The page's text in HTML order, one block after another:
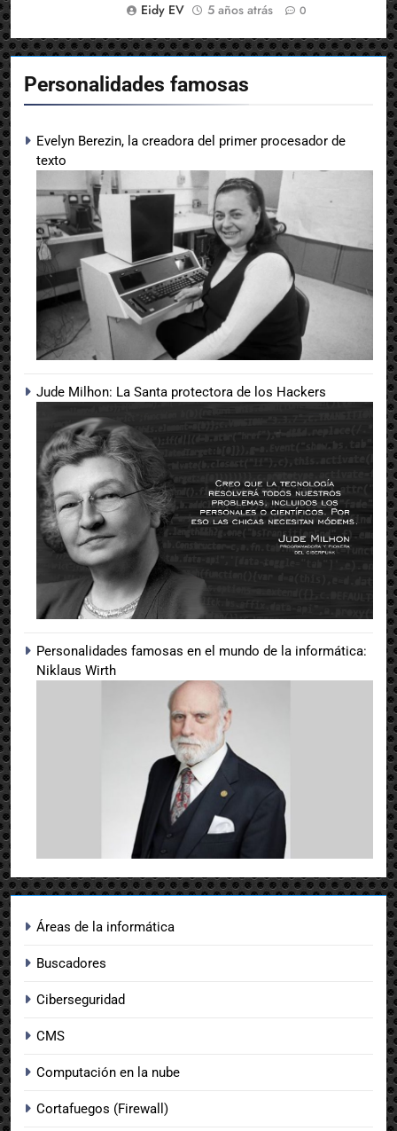
Personalidades famosas
Evelyn Berezin, la creadora del primer procesador de
texto
Jude Milhon: La Santa protectora de los Hackers
Personalidades famosas en el mundo de la informática:
Niklaus Wirth
Áreas de la informática
Buscadores
Ciberseguridad
CMS
Computación en la nube
Cortafuegos (Firewall)
Eidy EV
5 años atrás 0